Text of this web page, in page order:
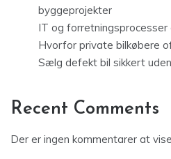
byggeprojekter
IT og forretningsprocesser
Hvorfor private bilkøbere
Sælg defekt bil sikkert
Recent Comments
Der er ingen kommentarer at